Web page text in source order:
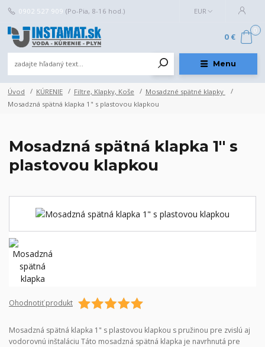
Menu
EUR
0902 527 909 (Po-Pia, 8-16 hod.)
0
0 €
Úvod KÚRENIE Filtre, Klapky, Koše
Mosadzné spätné klapky
Mosadzná spätná klapka 1" s plastovou klapkou
Mosadzná spätná klapka 1" s
plastovou klapkou
Ohodnotiť produkt
Mosadzná spätná klapka 1" s plastovou klapkou s pružinou pre zvislú aj
vodorovnú inštaláciu Táto mosadzná spätná klapka je navrhnutá pre